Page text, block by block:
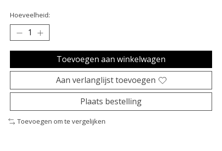
Hoeveelheid:
Toevoegen aan winkelwagen
Aan verlanglijst toevoegen
Plaats bestelling
Toevoegen om te vergelijken